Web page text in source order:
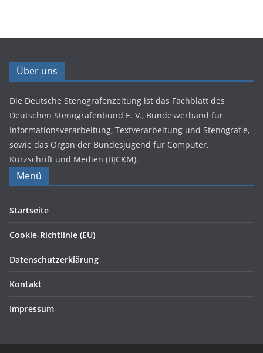
Über uns
Die Deutsche Stenografenzeitung ist das Fachblatt des
Deutschen Stenografenbund E. V., Bundesverband für
Informationsverarbeitung, Textverarbeitung und Stenografie,
sowie das Organ der Bundesjugend für Computer,
Kurzschrift und Medien (BJCKM).
Menü
Startseite
Cookie-Richtlinie (EU)
Datenschutzerklärung
Kontakt
Impressum